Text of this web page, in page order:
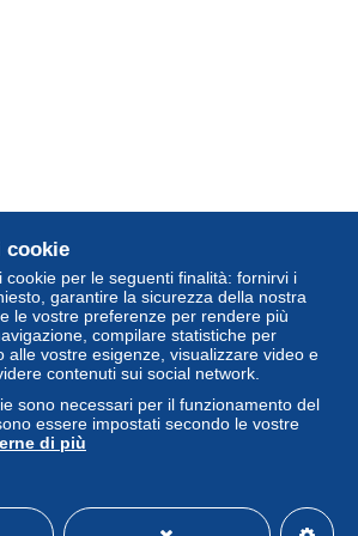
(formato normale/piccolo)
vengono effettuati tramite il sito web di
a quanto offerto dal venditore, è
PayPal, aggiungere unacarta di
effettuare unbonifico sul proprio
pagamenti con assegno o
diretto al venditore.
i metodi di pagamento disponibili su
"I miei acquisti: Da pagare
effettuato tramite
nel sito
sarà rimborsato dal
cookie
cookie per le seguenti finalità: fornirvi i
garantire la sicurezza della nostra
le vostre preferenze per rendere più
compilare statistiche per
alle vostre esigenze, visualizzare video e
contenuti sui social network.
sono necessari per il funzionamento del
essere impostati secondo le vostre
di più